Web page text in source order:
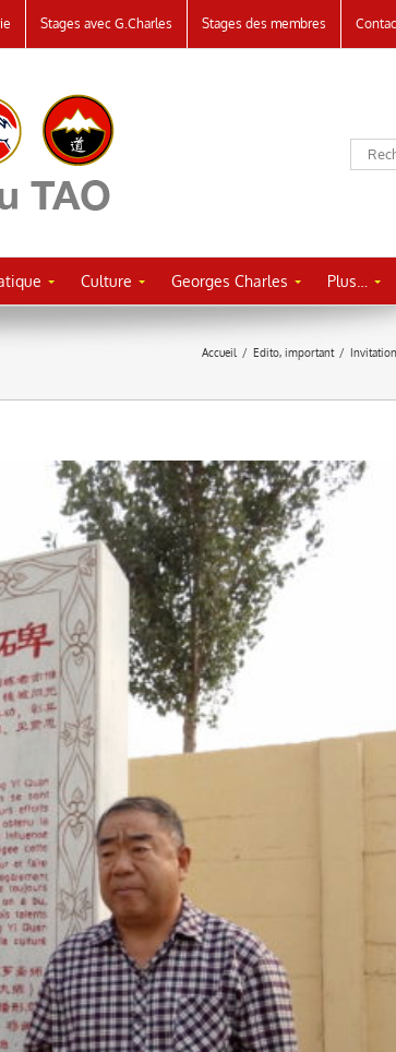
Stages avec G.Charles Stages des membres
Culture Georges Charles Plus…
Accueil / Edito, important /